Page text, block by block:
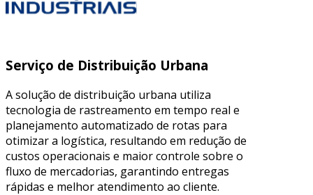
Serviço de Distribuição Urbana
A solução de distribuição urbana utiliza
tecnologia de rastreamento em tempo real e
planejamento automatizado de rotas para
otimizar a logística, resultando em redução de
custos operacionais e maior controle sobre o
fluxo de mercadorias, garantindo entregas
rápidas e melhor atendimento ao cliente.